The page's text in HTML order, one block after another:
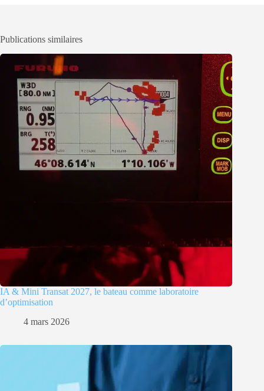
Publications similaires
IA & Mini Transat 2027, le bateau comme laboratoire
d’optimisation
4 mars 2026